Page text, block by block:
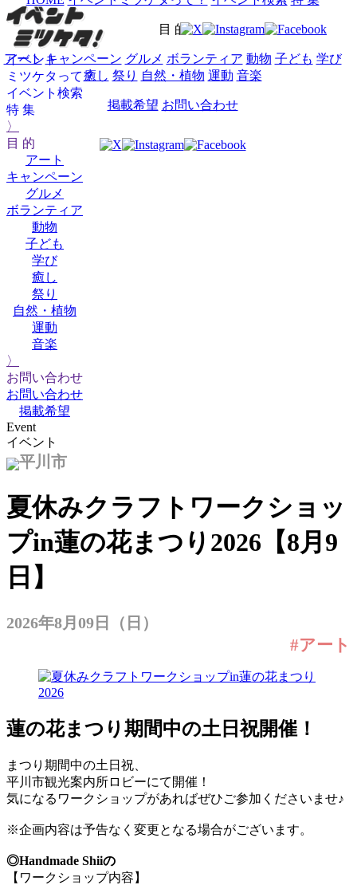
イベント
ミツケタって？
イベント検索
特 集
〉
目 的
アート
キャンペーン
グルメ
ボランティア
動物
子ども
学び
癒し
祭り
自然・植物
運動
音楽
〉
お問い合わせ
お問い合わせ
掲載希望
目 的
アート キャンペーン グルメ ボランティア 動物 子ども 学び
癒し 祭り 自然・植物 運動 音楽
掲載希望 お問い合わせ
Event
イベント
平川市
夏休みクラフトワークショッ
プin蓮の花まつり2026【8月9
日】
2026年8月09日（日）
#アート
蓮の花まつり期間中の土日祝開催！
まつり期間中の土日祝、
平川市観光案内所ロビーにて開催！
気になるワークショップがあればぜひご参加くださいませ♪
※企画内容は予告なく変更となる場合がございます。
◎Handmade Shiiの
【ワークショップ内容】